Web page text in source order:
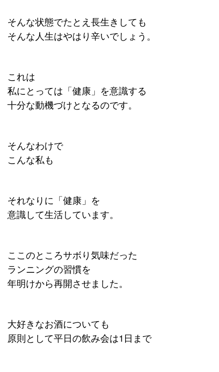
そんな状態でたとえ長生きしても
そんな人生はやはり辛いでしょう。
これは
私にとっては「健康」を意識する
十分な動機づけとなるのです。
そんなわけで
こんな私も
それなりに「健康」を
意識して生活しています。
ここのところサボり気味だった
ランニングの習慣を
年明けから再開させました。
大好きなお酒についても
原則として平日の飲み会は1日まで